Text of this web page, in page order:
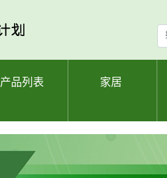
输
入
查
产品列表 家居